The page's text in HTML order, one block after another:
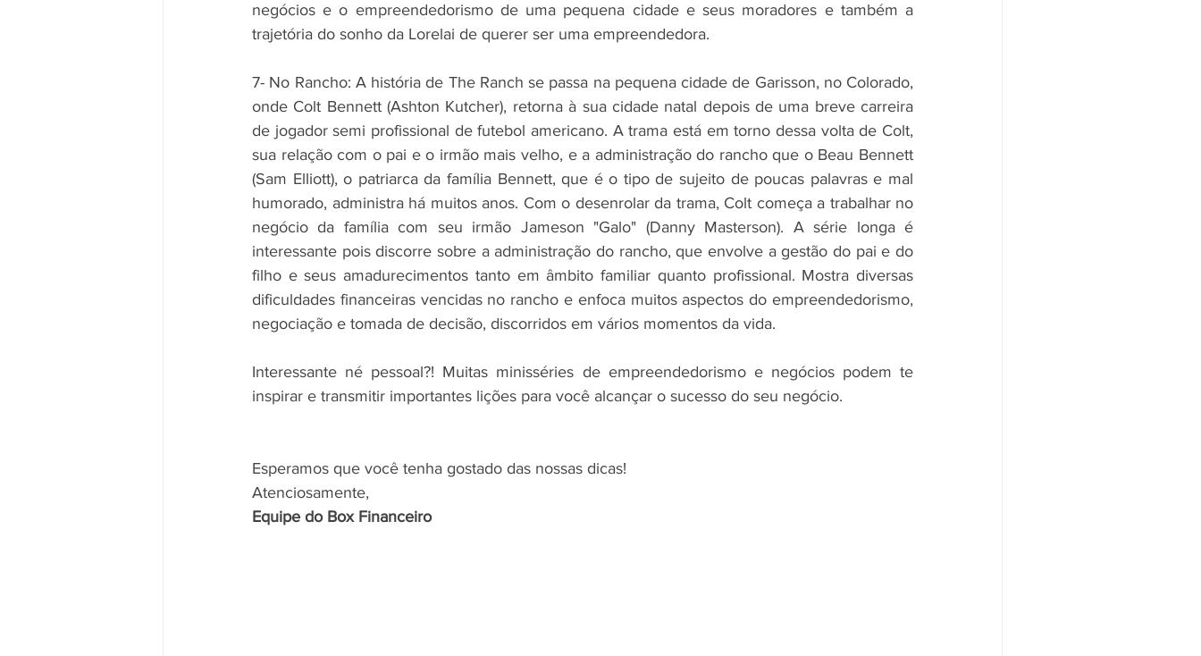
negócios e o empreendedorismo de uma pequena cidade e seus moradores e também a
trajetória do sonho da Lorelai de querer ser uma empreendedora.
7- No Rancho: A história de The Ranch se passa na pequena cidade de Garisson, no Colorado,
onde Colt Bennett (Ashton Kutcher), retorna à sua cidade natal depois de uma breve carreira
de jogador semi profissional de futebol americano. A trama está em torno dessa volta de Colt,
sua relação com o pai e o irmão mais velho, e a administração do rancho que o Beau Bennett
(Sam Elliott), o patriarca da família Bennett, que é o tipo de sujeito de poucas palavras e mal
humorado, administra há muitos anos. Com o desenrolar da trama, Colt começa a trabalhar no
negócio da família com seu irmão Jameson "Galo" (Danny Masterson). A série longa é
interessante pois discorre sobre a administração do rancho, que envolve a gestão do pai e do
filho e seus amadurecimentos tanto em âmbito familiar quanto profissional. Mostra diversas
dificuldades financeiras vencidas no rancho e enfoca muitos aspectos do empreendedorismo,
negociação e tomada de decisão, discorridos em vários momentos da vida.
Interessante né pessoal?! Muitas minisséries de empreendedorismo e negócios podem te
inspirar e transmitir importantes lições para você alcançar o sucesso do seu negócio.
Esperamos que você tenha gostado das nossas dicas!
Atenciosamente,
Equipe do Box Financeiro